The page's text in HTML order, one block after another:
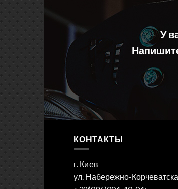
У
КОНТАКТЫ
г. Киев
ул. Набережно-